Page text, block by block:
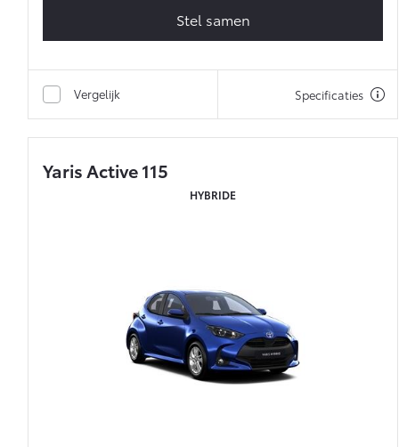
Stel samen
Vergelijk Specificaties
Yaris Active 115
HYBRIDE